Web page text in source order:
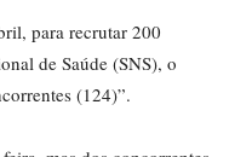
para recrutar 200
de Saúde (SNS), o
(124)”.